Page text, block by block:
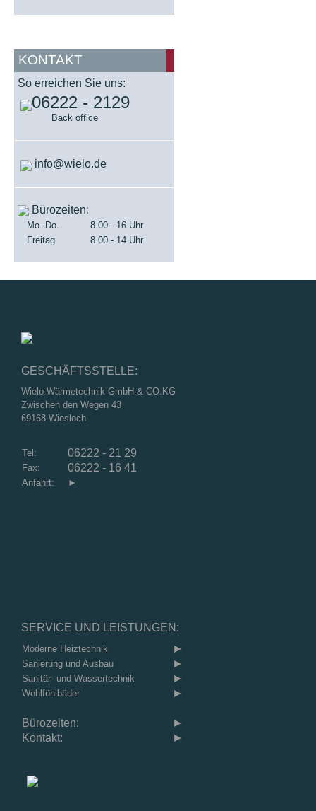
KONTAKT
So erreichen Sie uns:
06222 - 2129
Back office
info@wielo.de
Bürozeiten:
Mo.-Do.
8.00 - 16 Uhr
Freitag
8.00 - 14 Uhr
GESCHÄFTSSTELLE:
Wielo Wärmetechnik GmbH & CO.KG
Zwischen den Wegen 43
69168 Wiesloch
Tel: 06222 - 21 29
Fax: 06222 - 16 41
Anfahrt: ►
SERVICE UND LEISTUNGEN:
Moderne Heiztechnik ►
Sanierung und Ausbau ►
Sanitär- und Wassertechnik ►
Wohlfühlbäder ►
Bürozeiten:
►
Kontakt:
►